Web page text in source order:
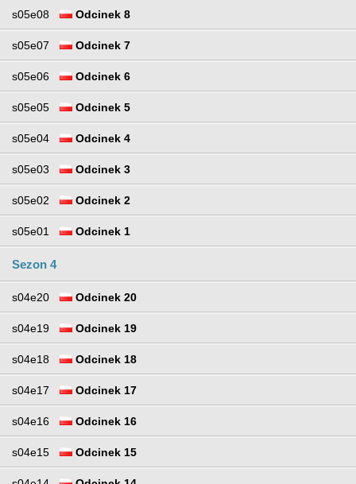
s05e08 Odcinek 8
s05e07 Odcinek 7
s05e06 Odcinek 6
s05e05 Odcinek 5
s05e04 Odcinek 4
s05e03 Odcinek 3
s05e02 Odcinek 2
s05e01 Odcinek 1
Sezon 4
s04e20 Odcinek 20
s04e19 Odcinek 19
s04e18 Odcinek 18
s04e17 Odcinek 17
s04e16 Odcinek 16
s04e15 Odcinek 15